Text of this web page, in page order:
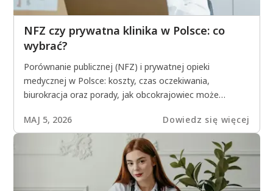
NFZ czy prywatna klinika w Polsce: co
wybrać?
Porównanie publicznej (NFZ) i prywatnej opieki
medycznej w Polsce: koszty, czas oczekiwania,
biurokracja oraz porady, jak obcokrajowiec może
MAJ 5, 2026
Dowiedz się więcej